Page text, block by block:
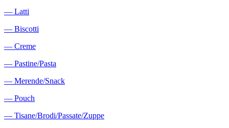
― Latti
― Biscotti
― Creme
― Pastine/Pasta
― Merende/Snack
― Pouch
― Tisane/Brodi/Passate/Zuppe